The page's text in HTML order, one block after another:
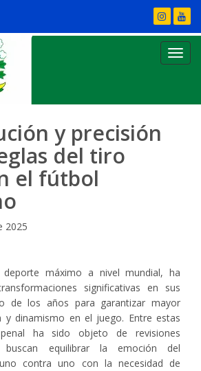
y precisión
del tiro
el fútbol
2025
máximo a nivel mundial, ha
significativas en sus
de los años para garantizar mayor
y dinamismo en el juego. Entre estas
ha sido objeto de revisiones
buscan equilibrar la emoción del
contra uno con la necesidad de